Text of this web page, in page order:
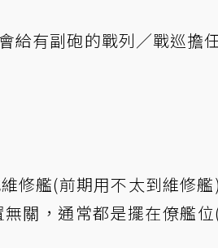
給有副砲的戰列／戰巡擔
修艦(前期用不太到維修
關，通常都是擺在僚艦